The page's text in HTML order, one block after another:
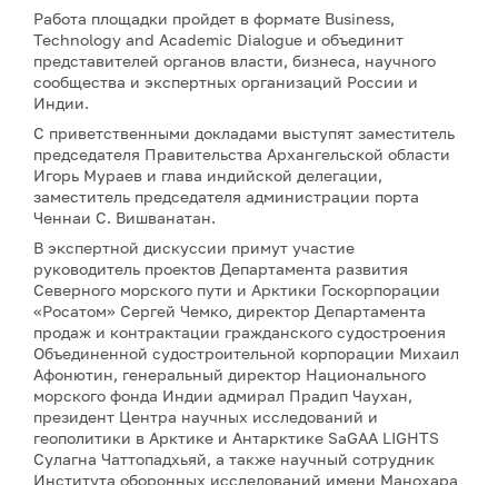
Работа площадки пройдет в формате Business,
Technology and Academic Dialogue и объединит
представителей органов власти, бизнеса, научного
сообщества и экспертных организаций России и
Индии.
С приветственными докладами выступят заместитель
председателя Правительства Архангельской области
Игорь Мураев и глава индийской делегации,
заместитель председателя администрации порта
Ченнаи С. Вишванатан.
В экспертной дискуссии примут участие
руководитель проектов Департамента развития
Северного морского пути и Арктики Госкорпорации
«Росатом» Сергей Чемко, директор Департамента
продаж и контрактации гражданского судостроения
Объединенной судостроительной корпорации Михаил
Афонютин, генеральный директор Национального
морского фонда Индии адмирал Прадип Чаухан,
президент Центра научных исследований и
геополитики в Арктике и Антарктике SaGAA LIGHTS
Сулагна Чаттопадхьяй, а также научный сотрудник
Института оборонных исследований имени Манохара